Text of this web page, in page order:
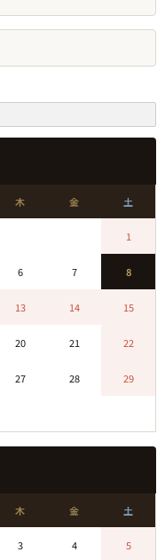
木 金 土
1
6 7 8
13 14 15
20 21 22
27 28 29
木 金 土
3 4 5